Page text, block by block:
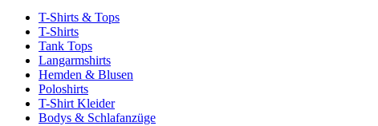
T-Shirts & Tops
T-Shirts
Tank Tops
Langarmshirts
Hemden & Blusen
Poloshirts
T-Shirt Kleider
Bodys & Schlafanzüge